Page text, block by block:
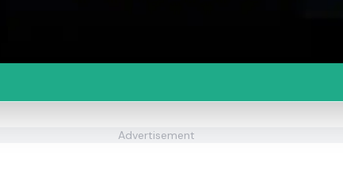
Advertisement